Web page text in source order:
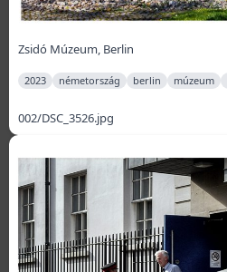
Zsidó Múzeum, Berlin
2023 németország berlin múzeum
002/DSC_3526.jpg